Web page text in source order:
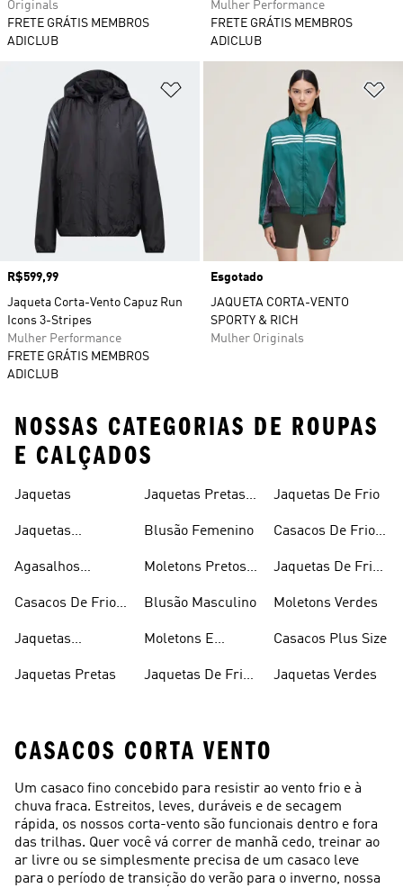
Originals
FRETE GRÁTIS MEMBROS
ADICLUB
Mulher Performance
FRETE GRÁTIS MEMBROS
ADICLUB
Adicionar à Lista de Desejos
Preço
R$599,99
Jaqueta Corta-Vento Capuz Run
Icons 3-Stripes
Mulher Performance
FRETE GRÁTIS MEMBROS
ADICLUB
Esgotado
JAQUETA CORTA-VENTO
SPORTY & RICH
Mulher Originals
NOSSAS CATEGORIAS DE ROUPAS
E CALÇADOS
Jaquetas
Jaquetas
Agasalhos
Casacos De Frio
Jaquetas
Jaquetas Pretas
Jaquetas Pretas
Blusão Femenino
Moletons Pretos
Blusão Masculino
Moletons E
Femininos
Jaquetas De Frio
Jaquetas De Frio
Casacos De Frio
Jaquetas De Frio
Moletons Verdes
Casacos Plus Size
Jaquetas Verdes
CASACOS CORTA VENTO
Um casaco fino concebido para resistir ao vento frio e à
chuva fraca. Estreitos, leves, duráveis e de secagem
rápida, os nossos corta-vento são funcionais dentro e fora
das trilhas. Quer você vá correr de manhã cedo, treinar ao
ar livre ou se simplesmente precisa de um casaco leve
para o período de transição do verão para o inverno, nossa